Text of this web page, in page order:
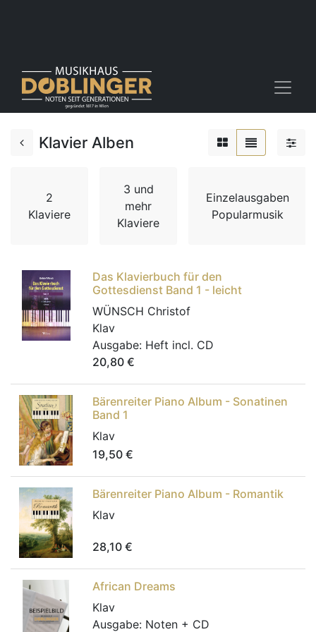
Klavier Alben
2
Klaviere
3 und
mehr
Klaviere
Einzelausgaben
Popularmusik
Das Klavierbuch für den
Gottesdienst Band 1 - leicht
WÜNSCH Christof
Klav
Ausgabe: Heft incl. CD
20,80 €
Bärenreiter Piano Album - Sonatinen
Band 1
Klav
19,50 €
Bärenreiter Piano Album - Romantik
Klav
28,10 €
African Dreams
Klav
Ausgabe: Noten + CD